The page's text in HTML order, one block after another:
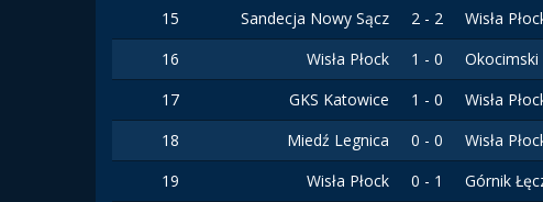
15
Sandecja Nowy Sącz 2 - 2 Wisła
16
Wisła Płock 1 - 0 Okocimski
17 GKS Katowice 1 - 0 Wisła
18 Miedź Legnica 0 - 0 Wisła
19 Wisła Płock 0 - 1 Górnik